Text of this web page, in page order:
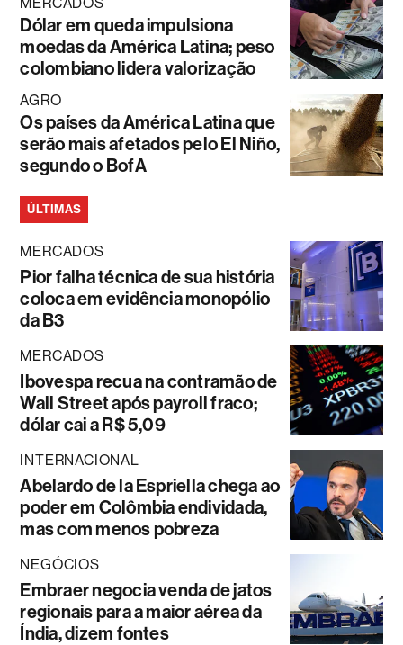
Dólar em queda impulsiona
moedas da América Latina; peso
colombiano lidera valorização
AGRO
Os países da América Latina que
serão mais afetados pelo El Niño,
segundo o BofA
ÚLTIMAS
MERCADOS
Pior falha técnica de sua história
coloca em evidência monopólio
da B3
MERCADOS
Ibovespa recua na contramão de
Wall Street após payroll fraco;
dólar cai a R$ 5,09
INTERNACIONAL
Abelardo de la Espriella chega ao
poder em Colômbia endividada,
mas com menos pobreza
NEGÓCIOS
Embraer negocia venda de jatos
regionais para a maior aérea da
Índia, dizem fontes